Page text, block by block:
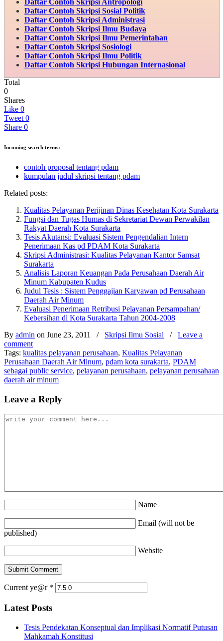
Daftar Contoh Skripsi Sosial Politik
Daftar Contoh Skripsi Administrasi
Daftar Contoh Skripsi Ilmu Budaya
Daftar Contoh Skripsi Ilmu Pemerintahan
Daftar Contoh Skripsi Sosiologi
Daftar Contoh Skripsi Ilmu Politik
Daftar Contoh Skripsi Hubungan Internasional
Total
0
Shares
Like 0
Tweet 0
Share 0
Incoming search terms:
contoh proposal tentang pdam
kumpulan judul skripsi tentang pdam
Related posts:
Kualitas Pelayanan Perijinan Dinas Kesehatan Kota Surakarta
Fungsi dan Tugas Humas di Sekretariat Dewan Perwakilan
Rakyat Daerah Kota Surakarta
Tesis Akutansi: Evaluasi Sistem Pengendalian Intern
Penerimaan Kas pd PDAM Kota Surakarta
Skripsi Administrasi: Kualitas Pelayanan Kantor Samsat
Surakarta
Analisis Laporan Keuangan Pada Perusahaan Daerah Air
Minum Kabupaten Kudus
Judul Tesis : Sistem Penggajian Karyawan pd Perusahaan
Daerah Air Minum
Evaluasi Penerimaan Retribusi Pelayanan Persampahan/
Kebersihan di Kota Surakarta Tahun 2004-2008
By admin on June 23, 2011 / Skripsi Ilmu Sosial / Leave a
comment
Tags: kualitas pelayanan perusahaan, Kualitas Pelayanan
Perusahaan Daerah Air Minum, pdam kota surakarta, PDAM
sebagai public service, pelayanan perusahaan, pelayanan perusahaan
daerah air minum
Leave a Reply
Name
Email (will not be
published)
Website
Current ye@r *
Latest Posts
Tesis Pendekatan Konseptual dan Implikasi Normatif Putusan
Mahkamah Konstitusi